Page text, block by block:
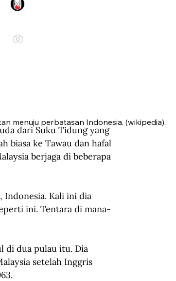
menuju perbatasan Indonesia. (wikipedia).
dari Suku Tidung yang
biasa ke Tawau dan hafal
berjaga di beberapa
Indonesia. Kali ini dia
ini. Tentara di mana-
di dua pulau itu. Dia
setelah Inggris